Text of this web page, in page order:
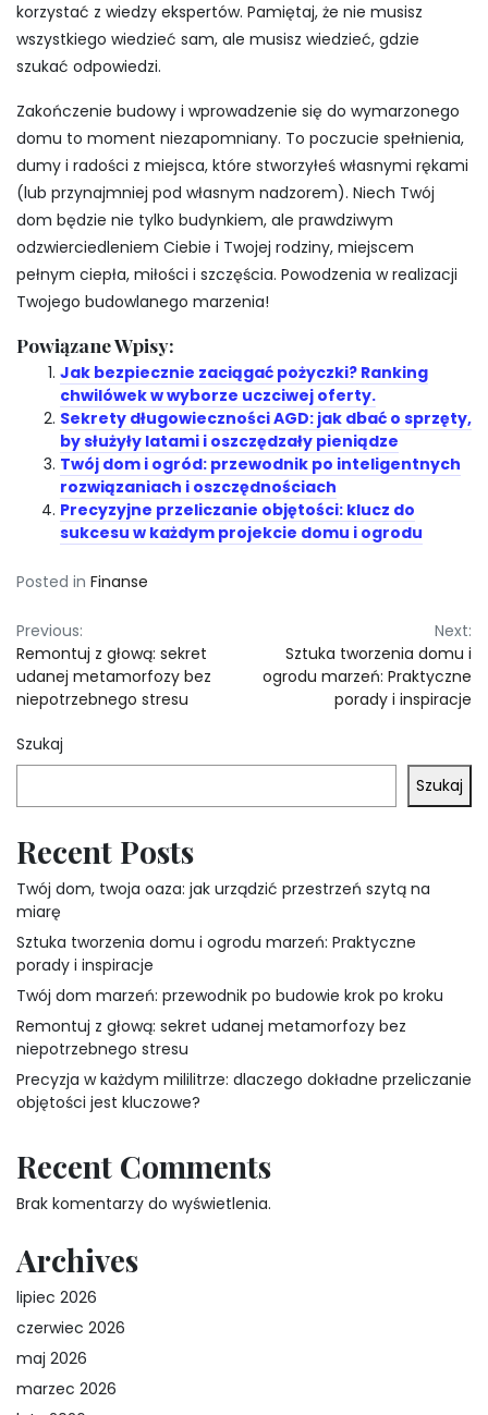
korzystać z wiedzy ekspertów. Pamiętaj, że nie musisz
wszystkiego wiedzieć sam, ale musisz wiedzieć, gdzie
szukać odpowiedzi.
Zakończenie budowy i wprowadzenie się do wymarzonego
domu to moment niezapomniany. To poczucie spełnienia,
dumy i radości z miejsca, które stworzyłeś własnymi rękami
(lub przynajmniej pod własnym nadzorem). Niech Twój
dom będzie nie tylko budynkiem, ale prawdziwym
odzwierciedleniem Ciebie i Twojej rodziny, miejscem
pełnym ciepła, miłości i szczęścia. Powodzenia w realizacji
Twojego budowlanego marzenia!
Powiązane Wpisy:
Jak bezpiecznie zaciągać pożyczki? Ranking
chwilówek w wyborze uczciwej oferty.
Sekrety długowieczności AGD: jak dbać o sprzęty,
by służyły latami i oszczędzały pieniądze
Twój dom i ogród: przewodnik po inteligentnych
rozwiązaniach i oszczędnościach
Precyzyjne przeliczanie objętości: klucz do
sukcesu w każdym projekcie domu i ogrodu
Posted in Finanse
Nawigacja
wpisu
Previous:
Remontuj z głową: sekret
udanej metamorfozy bez
niepotrzebnego stresu
Next:
Sztuka tworzenia domu i
ogrodu marzeń: Praktyczne
porady i inspiracje
Szukaj
Szukaj
Recent Posts
Twój dom, twoja oaza: jak urządzić przestrzeń szytą na
miarę
Sztuka tworzenia domu i ogrodu marzeń: Praktyczne
porady i inspiracje
Twój dom marzeń: przewodnik po budowie krok po kroku
Remontuj z głową: sekret udanej metamorfozy bez
niepotrzebnego stresu
Precyzja w każdym mililitrze: dlaczego dokładne przeliczanie
objętości jest kluczowe?
Recent Comments
Brak komentarzy do wyświetlenia.
Archives
lipiec 2026
czerwiec 2026
maj 2026
marzec 2026